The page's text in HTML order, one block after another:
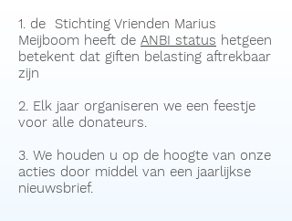
1. de Stichting Vrienden Marius
Meijboom heeft de ANBI status hetgeen
betekent dat giften belasting aftrekbaar
zijn
2. Elk jaar organiseren we een feestje
voor alle donateurs.
3. We houden u op de hoogte van onze
acties door middel van een jaarlijkse
nieuwsbrief.